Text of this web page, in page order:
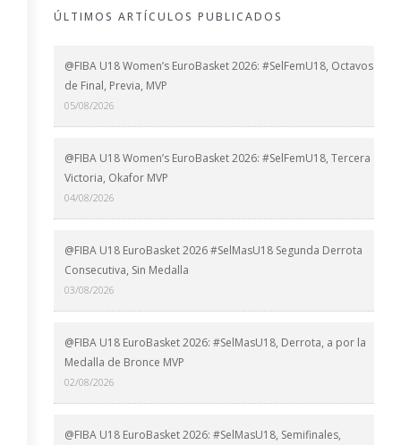
ÚLTIMOS ARTÍCULOS PUBLICADOS
@FIBA U18 Women’s EuroBasket 2026: #SelFemU18, Octavos
de Final, Previa, MVP
05/08/2026
@FIBA U18 Women’s EuroBasket 2026: #SelFemU18, Tercera
Victoria, Okafor MVP
04/08/2026
@FIBA U18 EuroBasket 2026 #SelMasU18 Segunda Derrota
Consecutiva, Sin Medalla
03/08/2026
@FIBA U18 EuroBasket 2026: #SelMasU18, Derrota, a por la
Medalla de Bronce MVP
02/08/2026
@FIBA U18 EuroBasket 2026: #SelMasU18, Semifinales,